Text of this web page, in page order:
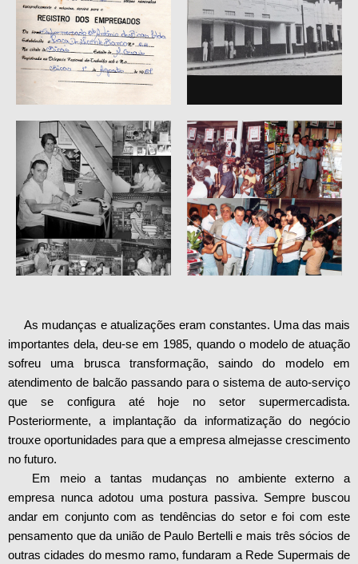
As mudanças e atualizações eram constantes. Uma das mais
importantes dela, deu-se em 1985, quando o modelo de atuação
sofreu uma brusca transformação, saindo do modelo em
atendimento de balcão passando para o sistema de auto-serviço
que se configura até hoje no setor supermercadista.
Posteriormente, a implantação da informatização do negócio
trouxe oportunidades para que a empresa almejasse crescimento
no futuro.
Em meio a tantas mudanças no ambiente externo a
empresa nunca adotou uma postura passiva. Sempre buscou
andar em conjunto com as tendências do setor e foi com este
pensamento que da união de Paulo Bertelli e mais três sócios de
outras cidades do mesmo ramo, fundaram a Rede Supermais de